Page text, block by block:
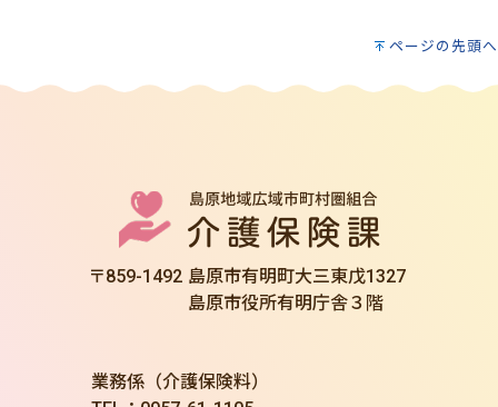
ページの先頭へ
〒859-1492 島原市有明町大三東戊1327
島原市役所有明庁舎３階
業務係（介護保険料）